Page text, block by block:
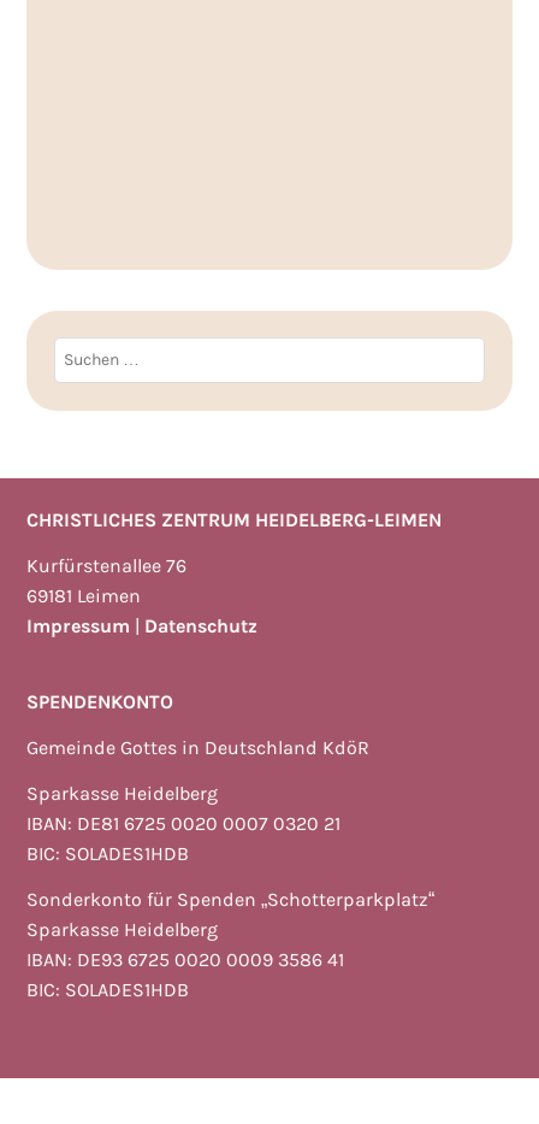
Suchen
nach:
CHRISTLICHES ZENTRUM HEIDELBERG-LEIMEN
Kurfürstenallee 76
69181 Leimen
Impressum | Datenschutz
SPENDENKONTO
Gemeinde Gottes in Deutschland KdöR
Sparkasse Heidelberg
IBAN: DE81 6725 0020 0007 0320 21
BIC: SOLADES1HDB
Sonderkonto für Spenden „Schotterparkplatz“
Sparkasse Heidelberg
IBAN: DE93 6725 0020 0009 3586 41
BIC: SOLADES1HDB